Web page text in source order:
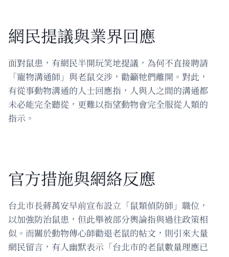
網民提議與業界回應
面對鼠患，有網民半開玩笑地提議，為何不直接聘請
「寵物溝通師」與老鼠交涉，勸籲牠們離開。對此，
有從事動物溝通的人士回應指，人與人之間的溝通都
未必能完全聽從，更難以指望動物會完全服從人類的
指示。
官方措施與網絡反應
台北市長蔣萬安早前宣布設立「鼠類偵防師」職位，
以加強防治鼠患，但此舉被部分輿論指與過往政策相
似。而關於動物傳心師勸退老鼠的帖文，則引來大量
網民留言，有人幽默表示「台北市的老鼠數量理應已